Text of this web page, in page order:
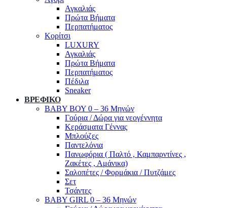
Αγκαλιάς
Πρώτα Βήματα
Περπατήματος
Κορίτσι
LUXURY
Αγκαλιάς
Πρώτα Βήματα
Περπατήματος
Πέδιλα
Sneaker
ΒΡΕΦΙΚΟ
ΒΑΒΥ ΒΟΥ 0 – 36 Μηνών
Γούρια / Δώρα για νεογέννητα
Κεράσματα Γέννας
Μπλούζες
Παντελόνια
Πανωφόρια ( Παλτό , Καμπαρντίνες ,
Ζακέτες , Αμάνικα)
Σαλοπέτες / Φορμάκια / Πυτζάμες
Σετ
Τσάντες
BABY GIRL 0 – 36 Μηνών